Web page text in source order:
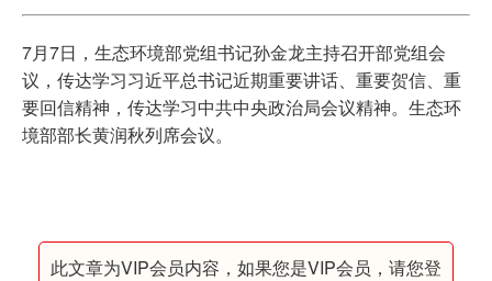
电力
新能源
节能环保
7月7日，生态环境部党组书记孙金龙主持召开部党组会
议，传达学习习近平总书记近期重要讲话、重要贺信、重
要回信精神，传达学习中共中央政治局会议精神。生态环
境部部长黄润秋列席会议。
此文章为VIP会员内容，如果您是VIP会员，请您登